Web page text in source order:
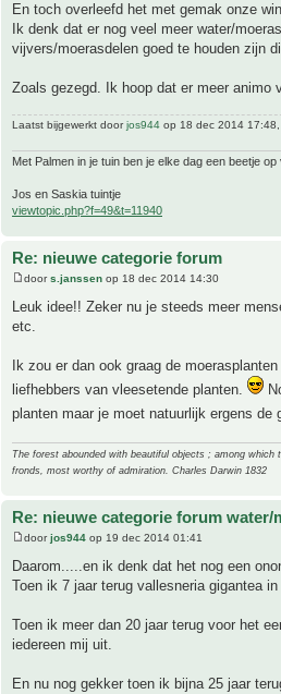
En toch overleefd het met gemak onze
Ik denk dat er nog veel meer water/
vijvers/moerasdelen goed te houden zijn
Zoals gezegd. Ik hoop dat er meer
Laatst bijgewerkt doorjos944 op 18 dec 2014 17:48,
Met Palmen in je tuin ben je elke dag een beetje op
Jos en Saskia tuintje
viewtopic.php?f=49&t=11940
Re: nieuwe categorie forum
doors.janssen op 18 dec 2014 14:30
Leuk idee!! Zeker nu je steeds meer
etc.
Ik zou er dan ook graag de
liefhebbers van vleesetende planten.
planten maar je moet natuurlijk ergens de
The forest abounded with beautiful objects ; among
fronds, most worthy of admiration. Charles Darwin 1832
Re: nieuwe categorie forum water/
doorjos944 op 19 dec 2014 01:41
Daarom.....en ik denk dat het nog een
Toen ik 7 jaar terug vallesneria gigantea
Toen ik meer dan 20 jaar terug voor het
iedereen mij uit.
En nu nog gekker toen ik bijna 25 jaar